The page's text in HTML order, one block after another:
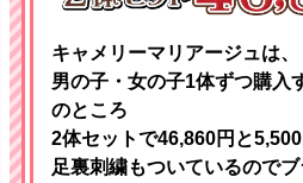
キャメリーマリアージュは、
男の子・女の子1体ずつ購入
のところ
2体セットで46,860円と
足裏刺繍もついているので